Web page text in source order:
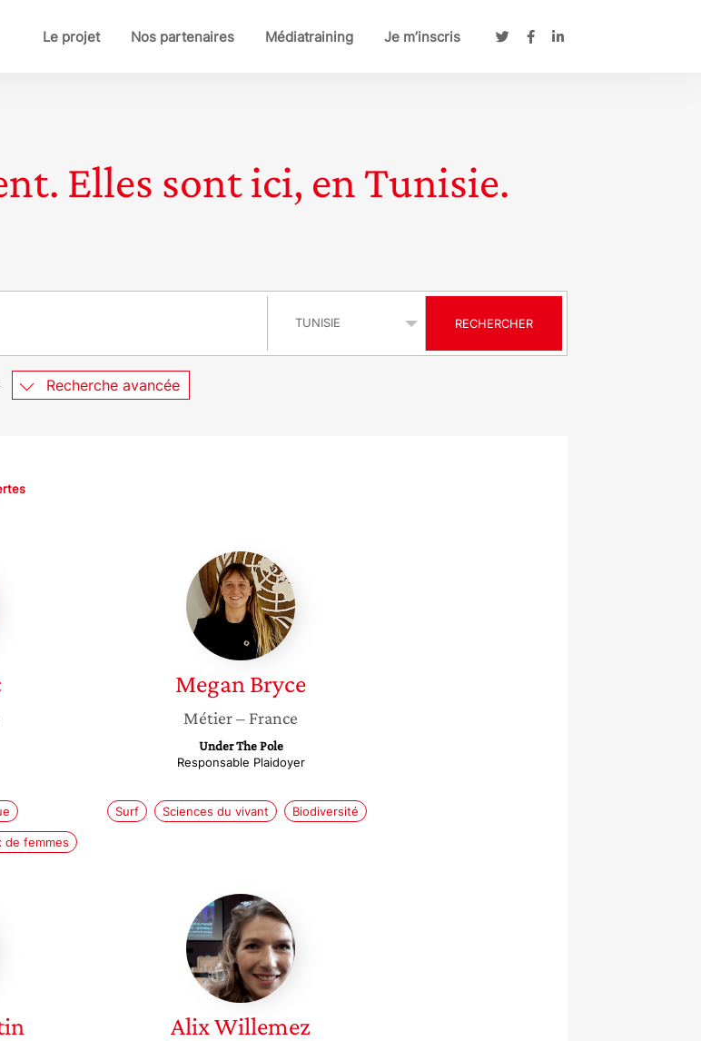
Le projet Nos partenaires Médiatraining Je m’inscris
Elles sont ici, en Tunisie.
RECHERCHER
Recherche avancée
de femmes
Megan
Bryce
Megan Bryce
Métier– France
Under The Pole
Responsable Plaidoyer
Surf Sciences du vivant Biodiversité
Alix
Willemez
AlixWillemez